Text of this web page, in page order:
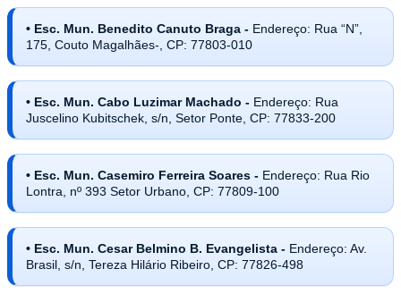
• Esc. Mun. Benedito Canuto Braga - Endereço: Rua “N”,
175, Couto Magalhães-, CP: 77803-010
• Esc. Mun. Cabo Luzimar Machado - Endereço: Rua
Juscelino Kubitschek, s/n, Setor Ponte, CP: 77833-200
• Esc. Mun. Casemiro Ferreira Soares - Endereço: Rua Rio
Lontra, nº 393 Setor Urbano, CP: 77809-100
• Esc. Mun. Cesar Belmino B. Evangelista - Endereço: Av.
Brasil, s/n, Tereza Hilário Ribeiro, CP: 77826-498